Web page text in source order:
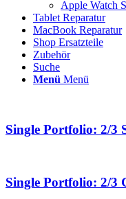
Apple Watch
Tablet Reparatur
MacBook Reparatur
Shop Ersatzteile
Zubehör
Suche
Menü Menü
Single Portfolio: 2/3
Single Portfolio: 2/3